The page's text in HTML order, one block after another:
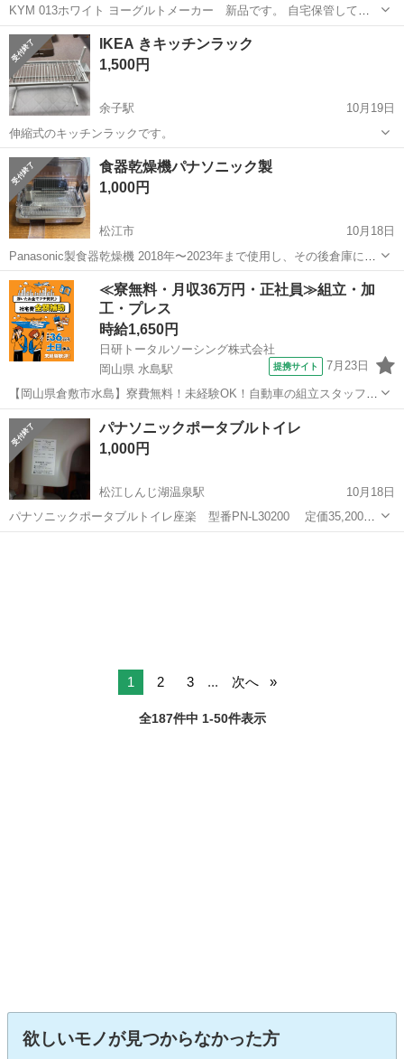
KYM 013ホワイト ヨーグルトメーカー 新品です。 自宅保管してい
たものです。 土日受け渡し予定
島根 益田市 益田駅 キッチン家電
IKEA きキッチンラック
1,500円
余子駅
10月19日
伸縮式のキッチンラックです。
島根 松江市 余子駅 キッチン家電 ラック
食器乾燥機パナソニック製
1,000円
松江市
10月18日
Panasonic製食器乾燥機 2018年〜2023年まで使用し、その後倉庫にし
まってました 動作確認済み 多少ホコリ被ったりしてますが、外カバー
も取り外し可能なため、お譲り後掃除をお願いします。
島根 松江市 キッチン家電 食器乾燥機
≪寮無料・月収36万円・正社員≫組立・加
工・プレス
時給1,650円
日研トータルソーシング株式会社
岡山県 水島駅
提携サイト 7月23日
【岡山県倉敷市水島】寮費無料！未経験OK！自動車の組立スタッフ
《お仕事No.NS0089》 お仕事について 車の組立作業です。専用レール
に乗って流れてくる車の骨組みに、車内外の各部品・ハンドル・足回
り・ドア・シートなどの各...
岡山 倉敷市 水島駅 その他
パナソニックポータブルトイレ
1,000円
松江しんじ湖温泉駅
10月18日
パナソニックポータブルトイレ座楽 型番PN-L30200 定価35,200
円 通販価格20,000円前後 この商品は新品未使用品になります。（便
1 2 3 ... 次へ
全187件中 1-50件表示
欲しいモノが見つからなかった方